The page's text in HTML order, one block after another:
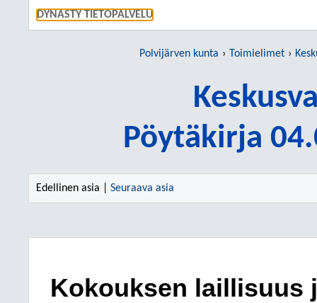
DYNASTY TIETOPALVELU
Polvijärven kunta Toimielimet
Pöytäkirja
Edellinen asia | Seuraava asia
Kokouksen laillisuus